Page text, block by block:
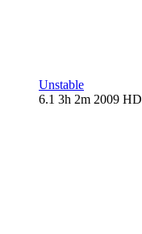
Unstable
6.1 3h 2m 2009 HD